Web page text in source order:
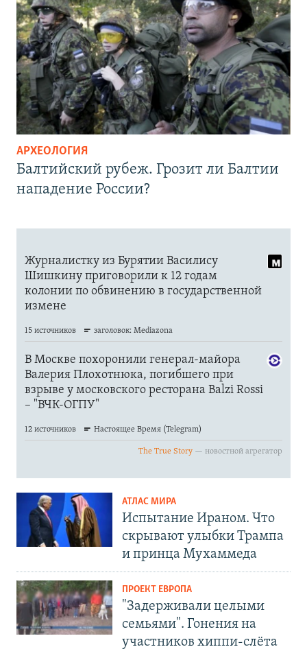
АРХЕОЛОГИЯ
Балтийский рубеж. Грозит ли Балтии
нападение России?
АТЛАС МИРА
Испытание Ираном. Что
скрывают улыбки Трампа
и принца Мухаммеда
ПРОЕКТ ЕВРОПА
"Задерживали целыми
семьями". Гонения на
участников хиппи-слёта